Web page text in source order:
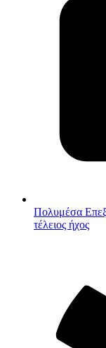
Πολυμέσα
τέλειος ήχος